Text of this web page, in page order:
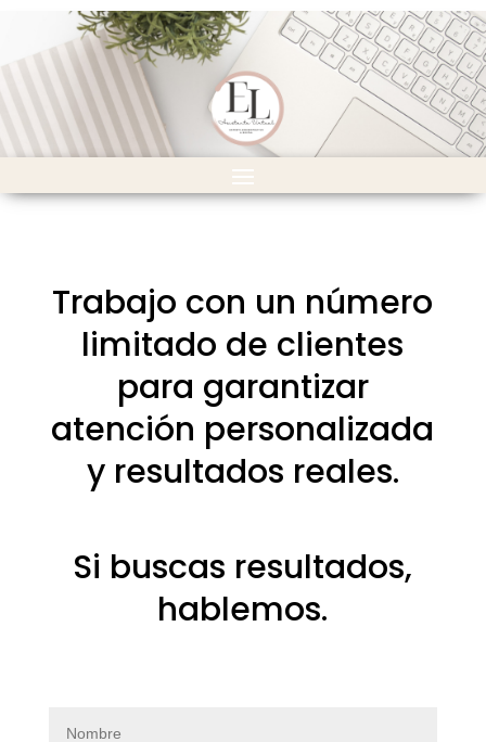
Trabajo con un número
limitado de clientes
para garantizar
atención personalizada
y resultados reales.
Si buscas resultados,
hablemos.